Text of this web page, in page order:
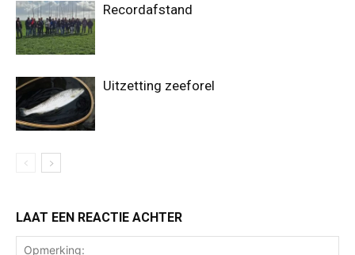
Recordafstand
Uitzetting zeeforel
LAAT EEN REACTIE ACHTER